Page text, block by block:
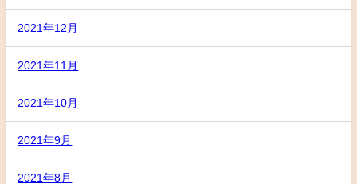
2021年12月
2021年11月
2021年10月
2021年9月
2021年8月